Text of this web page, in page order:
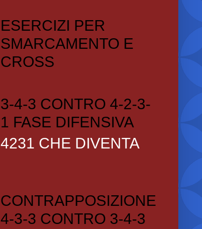
ESERCIZI PER
SMARCAMENTO E
CROSS
3-4-3 CONTRO 4-2-3-
1 FASE DIFENSIVA
4231 CHE DIVENTA
CONTRAPPOSIZIONE
4-3-3 CONTRO 3-4-3